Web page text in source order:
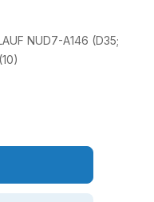
NUD7-A146 (D35;